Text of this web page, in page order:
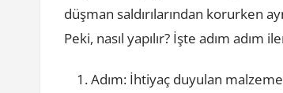
düşman saldırılarından korurken
Peki, nasıl yapılır? İşte adım adım
Adım: İhtiyaç duyulan